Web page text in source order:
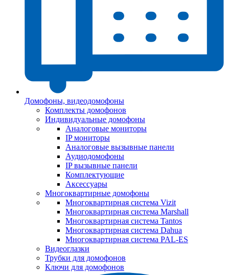
Домофоны, видеодомофоны
Комплекты домофонов
Индивидуальные домофоны
Аналоговые мониторы
IP мониторы
Аналоговые вызывные панели
Аудиодомофоны
IP вызывные панели
Комплектующие
Аксессуары
Многоквартирные домофоны
Многоквартирная система Vizit
Многоквартирная система Marshall
Многоквартирная система Tantos
Многоквартирная система Dahua
Многоквартирная система PAL-ES
Видеоглазки
Трубки для домофонов
Ключи для домофонов